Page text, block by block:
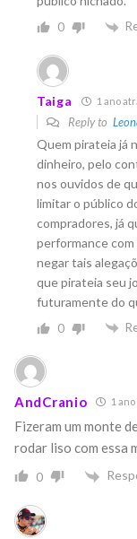
0
Taiga 1 ano
Reply to
Quem pirateia já
dinheiro, pelo
nos ouvidos de
limitar o público
compradores, já
performance com
negar tais
que pirateia seu
futuramente do
0
AndCranio 1
Fizeram um monte
rodar liso com essa
0